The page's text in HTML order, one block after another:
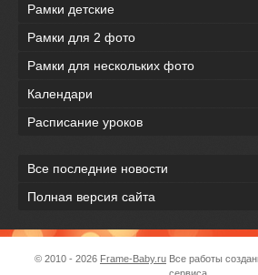
Рамки детские
Рамки для 2 фото
Рамки для нескольких фото
Календари
Расписание уроков
Все последние новости
Полная версия сайта
© 2010 - 2026 Frame-Baby.ru Все работы